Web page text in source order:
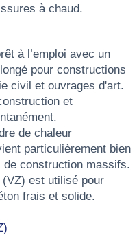
à chaud.
à l’emploi avec un
pour constructions
civil et ouvrages d'art.
et
de chaleur
particulièrement bien
de construction massifs.
est utilisé pour
frais et solide.